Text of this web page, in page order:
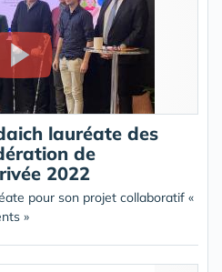
lauréate des
de
2022
pour son projet collaboratif «
»